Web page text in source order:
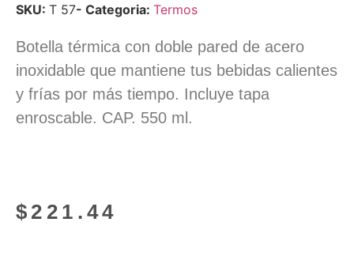
SKU: T 57- Categoria: Termos
Botella térmica con doble pared de acero
inoxidable que mantiene tus bebidas calientes
y frías por más tiempo. Incluye tapa
enroscable. CAP. 550 ml.
$ 221.44